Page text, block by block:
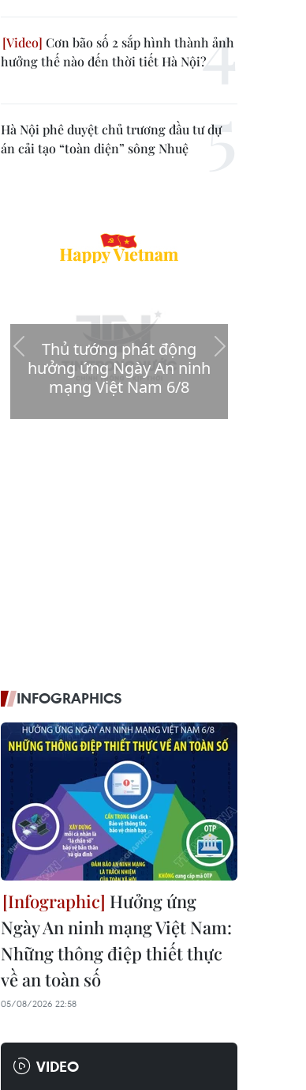
Cơn bão số 2 sắp hình thành ảnh
hưởng thế nào đến thời tiết Hà Nội?
Hà Nội phê duyệt chủ trương đầu tư dự
án cải tạo “toàn diện” sông Nhuệ
INFOGRAPHICS
Hưởng ứng
Ngày An ninh mạng Việt Nam:
Những thông điệp thiết thực
về an toàn số
05/08/2026 22:58
VIDEO